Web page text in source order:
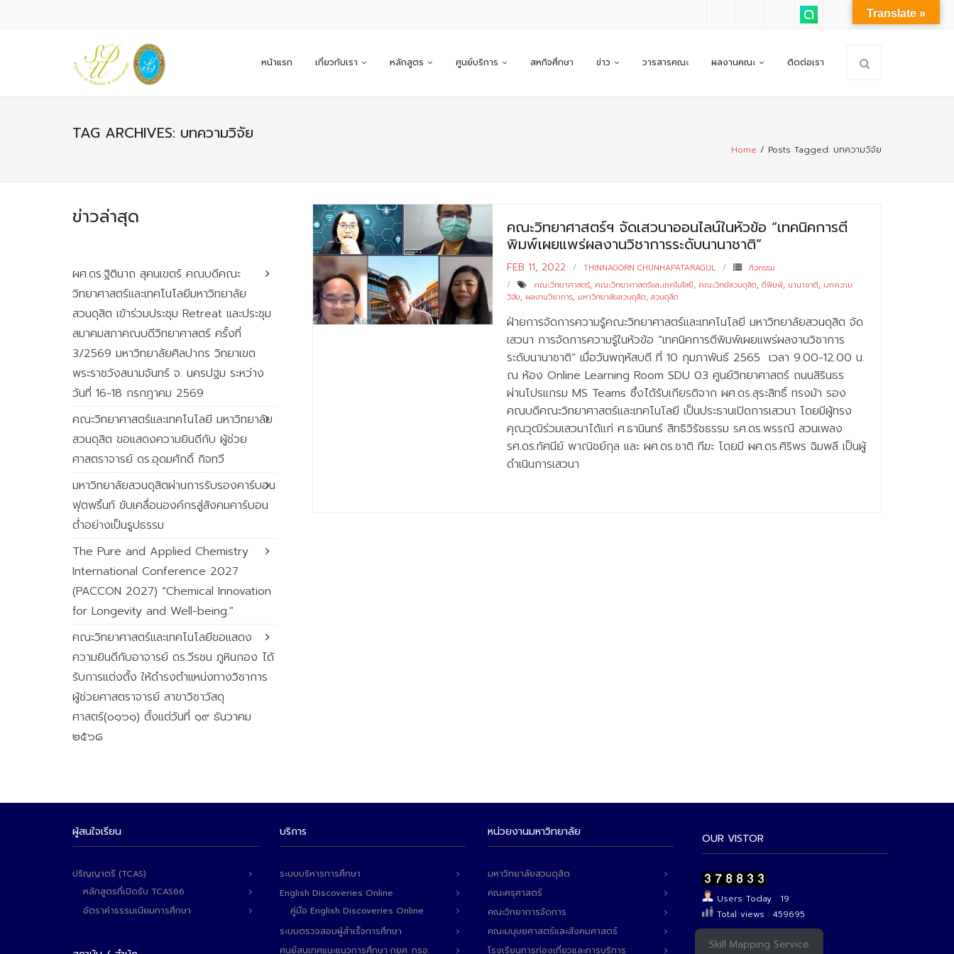
หน้าแรก เกี่ยวกับเรา หลักสูตร ศูนย์บริการ สหกิจศึกษา ข่าว วารสารคณะ ผลงานคณะ ติดต่อเรา
TAG ARCHIVES: บทความวิจัย
Home / Posts Tagged: บทความวิจัย
คณะวิทยาศาสตร์ฯ จัดเสวนาออนไลน์ในหัวข้อ “เทคนิคการตี
พิมพ์เผยแพร่ผลงานวิชาการระดับนานาชาติ”
FEB 11, 2022 THINNAGORN CHUNHAPATARAGUL
กิจกรรม
คณะวิทยาศาสตร์, คณะวิทยาศาสตร์และเทคโนโลยี, คณะวิทย์สวนดุสิต,ตีพิมพ์, นานาชาติ, บทความ
วิจัย, ผลงานวิชาการ, มหาวิทยาลัยสวนดุสิต,สวนดุสิต
ฝ่ายการจัดการความรู้คณะวิทยาศาสตร์และเทคโนโลยี มหาวิทยาลัยสวนดุสิต จัด
เสวนา การจัดการความรู้ในหัวข้อ “เทคนิคการตีพิมพ์เผยแพร่ผลงานวิชาการ
ระดับนานาชาติ” เมื่อวันพฤหัสบดี ที่ 10 กุมภาพันธ์ 2565 เวลา 9.00-12.00 น.
ณ ห้อง Online Learning Room SDU 03 ศูนย์วิทยาศาสตร์ ถนนสิรินธร
ผ่านโปรแกรม MS Teams ซึ่งได้รับเกียรติจาก ผศ.ดร.สุระสิทธิ์ ทรงม้า รอง
คณบดีคณะวิทยาศาสตร์และเทคโนโลยี เป็นประธานเปิดการเสวนา โดยมีผู้ทรง
คุณวุฒิร่วมเสวนาได้แก่ ศ.ธานินทร์ สิทธิวิรัชธรรม รศ.ดร.พรรณี สวนเพลง
รศ.ดร.ทัศนีย์ พาณิชย์กุล และ ผศ.ดร.ชาติ ทีฆะ โดยมี ผศ.ดร.ศิริพร ฉิมพลี เป็นผู้
ดำเนินการเสวนา
ข่าวล่าสุด
ผศ.ดร.ฐิตินาถ สุคนเขตร์ คณบดีคณะ
วิทยาศาสตร์และเทคโนโลยีมหาวิทยาลัย
สวนดุสิต เข้าร่วมประชุม Retreat และประชุม
สมาคมสภาคณบดีวิทยาศาสตร์ ครั้งที่
3/2569 มหาวิทยาลัยศิลปากร วิทยาเขต
พระราชวังสนามจันทร์ จ. นครปฐม ระหว่าง
วันที่ 16-18 กรกฎาคม 2569
คณะวิทยาศาสตร์และเทคโนโลยี มหาวิทยาลัย
สวนดุสิต ขอแสดงความยินดีกับ ผู้ช่วย
ศาสตราจารย์ ดร.อุดมศักดิ์ กิจทวี
มหาวิทยาลัยสวนดุสิตผ่านการรับรองคาร์บอน
ฟุตพริ้นท์ ขับเคลื่อนองค์กรสู่สังคมคาร์บอน
ต่ำอย่างเป็นรูปธรรม
The Pure and Applied Chemistry
International Conference 2027
(PACCON 2027) “Chemical Innovation
for Longevity and Well-being.”
คณะวิทยาศาสตร์และเทคโนโลยีขอแสดง
ความยินดีกับอาจารย์ ดร.วีรชน ภูหินกอง ได้
รับการแต่งตั้ง ให้ดำรงตำแหน่งทางวิชาการ
ผู้ช่วยศาสตราจารย์ สาขาวิชาวัสดุ
ศาสตร์(๐๑๖๑) ตั้งแต่วันที่ ๑๙ ธันวาคม
๒๕๖๘
ผู้สนใจเรียน
ปริญญาตรี (TCAS)
หลักสูตรที่เปิดรับ TCAS66
อัตราค่าธรรมเนียมการศึกษา
บริการ
ระบบบริหารการศึกษา
English Discoveries Online
คู่มือ English Discoveries Online
ระบบตรวจสอบผู้สำเร็จการศึกษา
ศูนย์สนเทศแนะแนวการศึกษา กยศ. กรอ.
หน่วยงานมหาวิทยาลัย
มหาวิทยาลัยสวนดุสิต
คณะครุศาสตร์
คณะวิทยาการจัดการ
คณะมนุษยศาสตร์และสังคมศาสตร์
โรงเรียนการท่องเที่ยวและการบริการ
OUR VISTOR
Users Today : 19
Total views : 459695
Skill Mapping Service
Translate »